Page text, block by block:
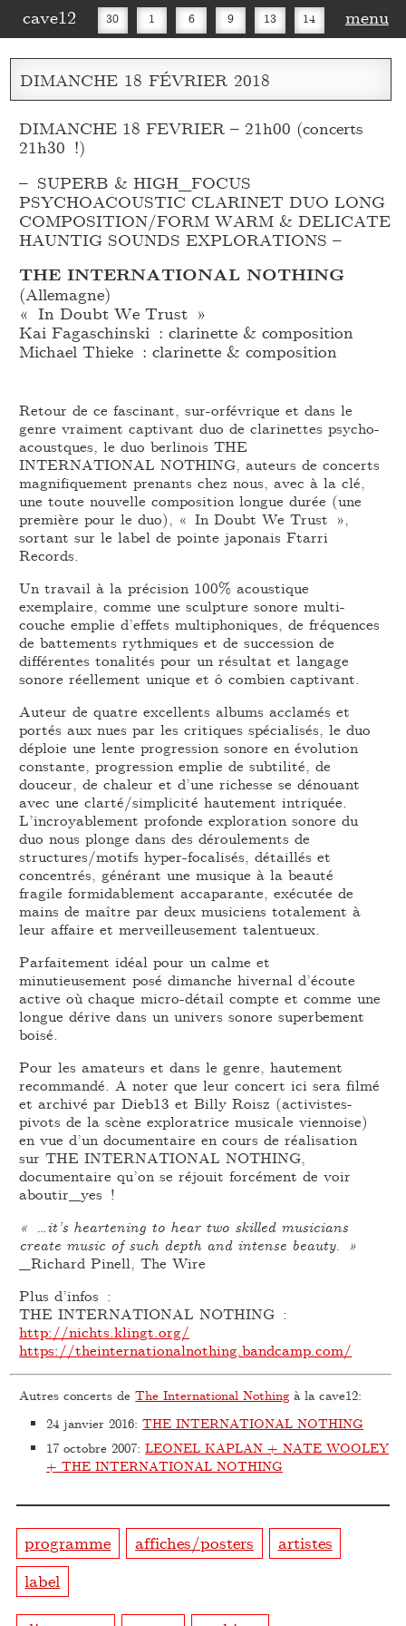
cave12 30 1 6 9 13 14
16 20 27 30
menu
DIMANCHE 18 FÉVRIER 2018
DIMANCHE 18 FEVRIER – 21h00 (concerts
21h30 !)
– SUPERB & HIGH_FOCUS
PSYCHOACOUSTIC CLARINET DUO LONG
COMPOSITION/FORM WARM & DELICATE
HAUNTIG SOUNDS EXPLORATIONS –
THE INTERNATIONAL NOTHING
(Allemagne)
« In Doubt We Trust »
Kai Fagaschinski : clarinette & composition
Michael Thieke : clarinette & composition
Retour de ce fascinant, sur-orfévrique et dans le
genre vraiment captivant duo de clarinettes psycho-
acoustques, le duo berlinois THE
INTERNATIONAL NOTHING, auteurs de concerts
magnifiquement prenants chez nous, avec à la clé,
une toute nouvelle composition longue durée (une
première pour le duo), « In Doubt We Trust »,
sortant sur le label de pointe japonais Ftarri
Records.
Un travail à la précision 100% acoustique
exemplaire, comme une sculpture sonore multi-
couche emplie d’effets multiphoniques, de fréquences
de battements rythmiques et de succession de
différentes tonalités pour un résultat et langage
sonore réellement unique et ô combien captivant.
Auteur de quatre excellents albums acclamés et
portés aux nues par les critiques spécialisés, le duo
déploie une lente progression sonore en évolution
constante, progression emplie de subtilité, de
douceur, de chaleur et d’une richesse se dénouant
avec une clarté/simplicité hautement intriquée.
L’incroyablement profonde exploration sonore du
duo nous plonge dans des déroulements de
structures/motifs hyper-focalisés, détaillés et
concentrés, générant une musique à la beauté
fragile formidablement accaparante, exécutée de
mains de maître par deux musiciens totalement à
leur affaire et merveilleusement talentueux.
Parfaitement idéal pour un calme et
minutieusement posé dimanche hivernal d’écoute
active où chaque micro-détail compte et comme une
longue dérive dans un univers sonore superbement
boisé.
Pour les amateurs et dans le genre, hautement
recommandé. A noter que leur concert ici sera filmé
et archivé par Dieb13 et Billy Roisz (activistes-
pivots de la scène exploratrice musicale viennoise)
en vue d’un documentaire en cours de réalisation
sur THE INTERNATIONAL NOTHING,
documentaire qu’on se réjouit forcément de voir
aboutir_yes !
« …it’s heartening to hear two skilled musicians
create music of such depth and intense beauty. »
_Richard Pinell, The Wire
Plus d’infos :
THE INTERNATIONAL NOTHING :
http://nichts.klingt.org/
https://theinternationalnothing.bandcamp.com/
Autres concerts deThe International Nothing à la cave12:
24 janvier 2016:THE INTERNATIONAL NOTHING
17 octobre 2007:LEONEL KAPLAN + NATE WOOLEY
+ THE INTERNATIONAL NOTHING
programme affiches/posters
artistes
label